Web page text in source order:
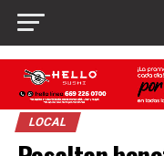
LOCAL